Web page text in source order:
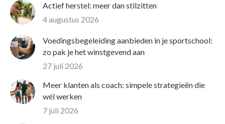
Actief herstel: meer dan stilzitten
4 augustus 2026
Voedingsbegeleiding aanbieden in je sportschool:
zo pak je het winstgevend aan
27 juli 2026
Meer klanten als coach: simpele strategieën die
wél werken
7 juli 2026